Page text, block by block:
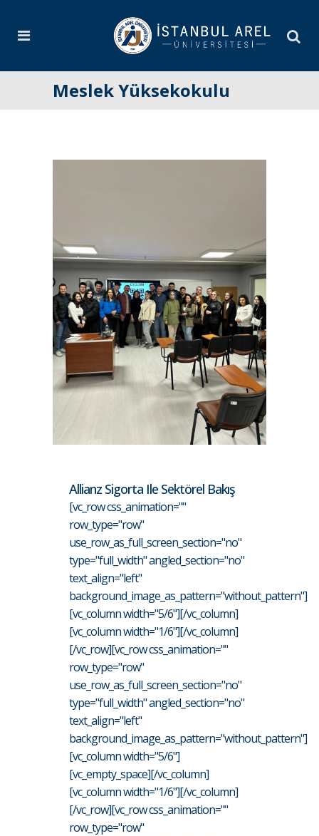
Meslek Yüksekokulu
Allianz Sigorta Ile Sektörel Bakış
[vc_row css_animation=""
row_type="row"
use_row_as_full_screen_section="no"
type="full_width" angled_section="no"
text_align="left"
background_image_as_pattern="without_pattern"]
[vc_column width="5/6"][/vc_column]
[vc_column width="1/6"][/vc_column]
[/vc_row][vc_row css_animation=""
row_type="row"
use_row_as_full_screen_section="no"
type="full_width" angled_section="no"
text_align="left"
background_image_as_pattern="without_pattern"]
[vc_column width="5/6"]
[vc_empty_space][/vc_column]
[vc_column width="1/6"][/vc_column]
[/vc_row][vc_row css_animation=""
row_type="row"